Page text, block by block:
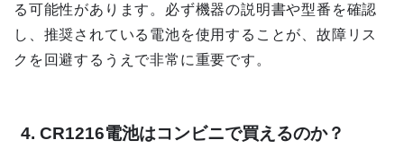
る可能性があります。必ず機器の説明書や型番を確認
し、推奨されている電池を使用することが、故障リス
クを回避するうえで非常に重要です。
4. CR1216電池はコンビニで買えるのか？